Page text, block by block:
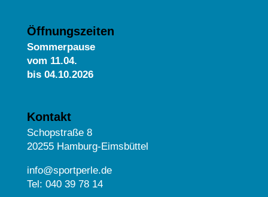
Öffnungszeiten
Sommerpause
vom 11.04.
bis 04.10.2026
Kontakt
Schopstraße 8
20255 Hamburg-Eimsbüttel
info@sportperle.de
Tel: 040 39 78 14